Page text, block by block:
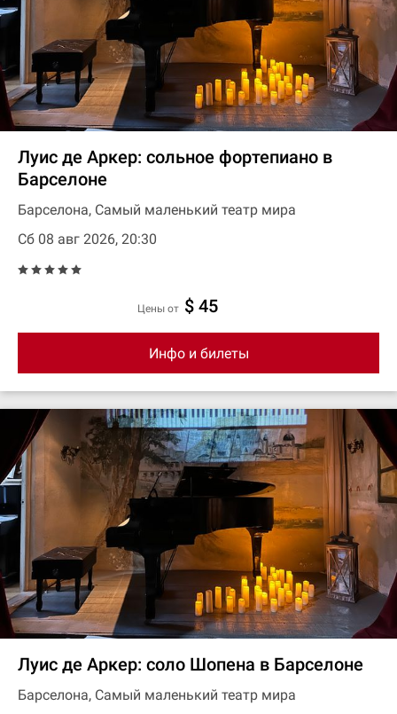
Луис де Аркер: сольное фортепиано в
Барселоне
Барселона, Самый маленький театр мира
Сб 08 авг 2026, 20:30
цены от $ 45
Инфо и билеты
Луис де Аркер: соло Шопена в Барселоне
Барселона, Самый маленький театр мира